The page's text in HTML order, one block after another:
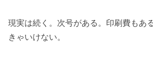
現実は続く。次号がある。印刷費もあ
きゃいけない。